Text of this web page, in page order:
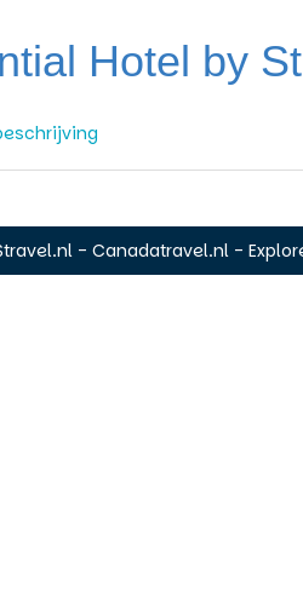
Hotel by
- Canadatravel.nl -